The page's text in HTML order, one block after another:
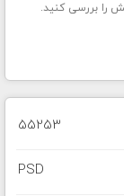
را بررسی کنید.
55253
PSD